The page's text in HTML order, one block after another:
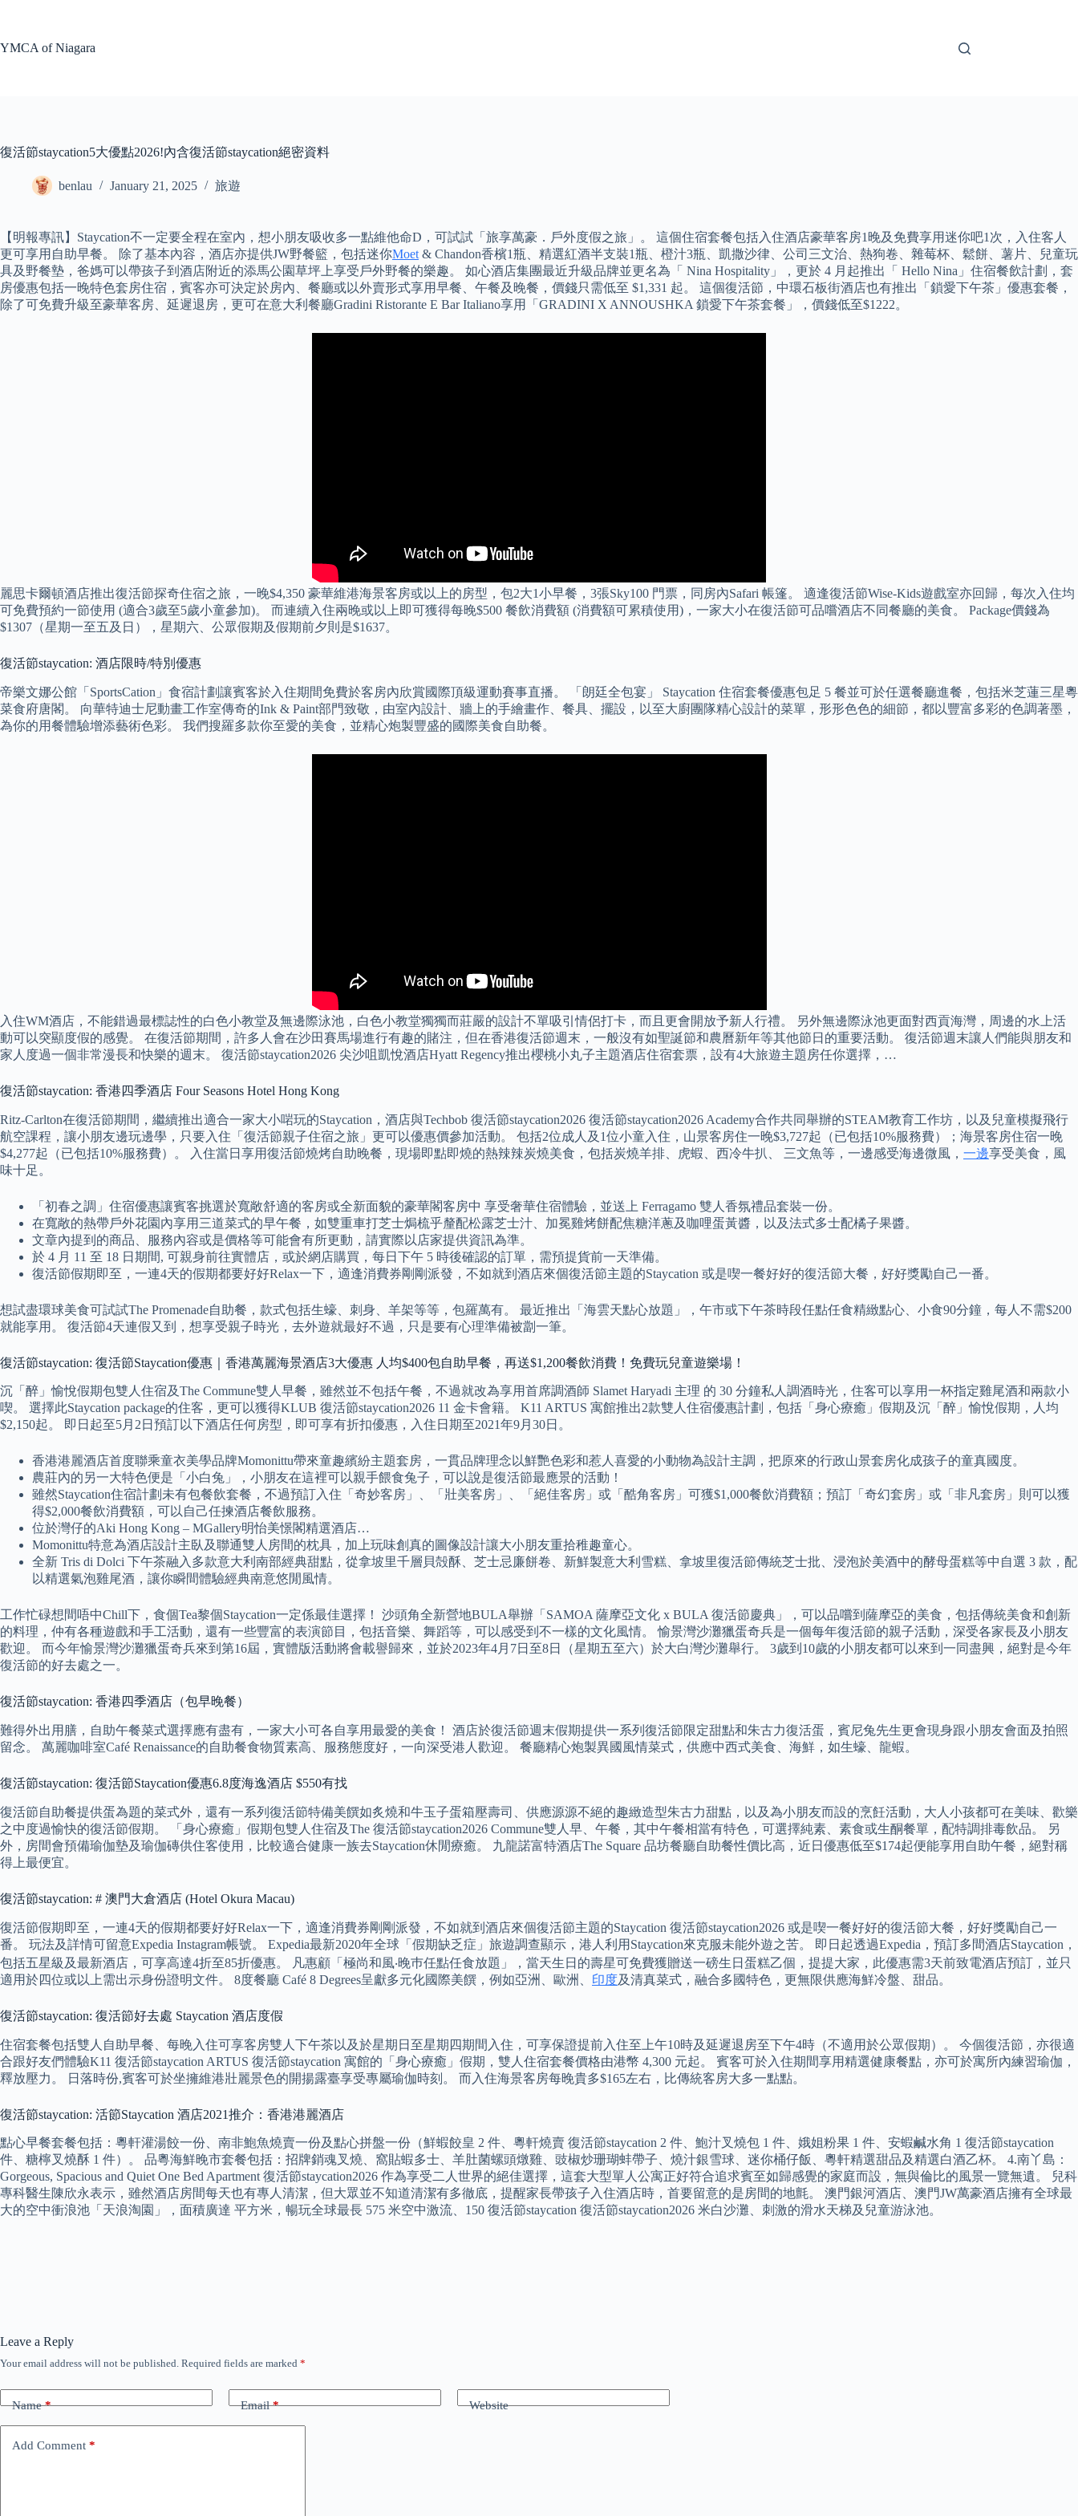
YMCA of Niagara
復活節staycation5大優點2026!內含復活節staycation絕密資料
benlau January 21, 2025 旅遊
【明報專訊】Staycation不一定要全程在室內，想小朋友吸收多一點維他命D，可試試「旅享萬豪．戶外度假之旅」。 這個住宿套餐包括入住酒店豪華客房1晚及免費享用迷你吧1次，入住客人
更可享用自助早餐。 除了基本內容，酒店亦提供JW野餐籃，包括迷你Moet & Chandon香檳1瓶、精選紅酒半支裝1瓶、橙汁3瓶、凱撒沙律、公司三文治、熱狗卷、雜莓杯、鬆餅、薯片、兒童玩
具及野餐墊，爸媽可以帶孩子到酒店附近的添馬公園草坪上享受戶外野餐的樂趣。 如心酒店集團最近升級品牌並更名為「 Nina Hospitality」，更於 4 月起推出「 Hello Nina」住宿餐飲計劃，套
房優惠包括一晚特色套房住宿，賓客亦可決定於房內、餐廳或以外賣形式享用早餐、午餐及晚餐，價錢只需低至 $1,331 起。 這個復活節，中環石板街酒店也有推出「鎖愛下午茶」優惠套餐，
除了可免費升級至豪華客房、延遲退房，更可在意大利餐廳Gradini Ristorante E Bar Italiano享用「GRADINI X ANNOUSHKA 鎖愛下午茶套餐」，價錢低至$1222。
麗思卡爾頓酒店推出復活節探奇住宿之旅，一晚$4,350 豪華維港海景客房或以上的房型，包2大1小早餐，3張Sky100 門票，同房內Safari 帳篷。 適逢復活節Wise-Kids遊戲室亦回歸，每次入住均
可免費預約一節使用 (適合3歲至5歲小童參加)。 而連續入住兩晚或以上即可獲得每晚$500 餐飲消費額 (消費額可累積使用)，一家大小在復活節可品嚐酒店不同餐廳的美食。 Package價錢為
$1307（星期一至五及日），星期六、公眾假期及假期前夕則是$1637。
復活節staycation: 酒店限時/特別優惠
帝樂文娜公館「SportsCation」食宿計劃讓賓客於入住期間免費於客房內欣賞國際頂級運動賽事直播。 「朗廷全包宴」 Staycation 住宿套餐優惠包足 5 餐並可於任選餐廳進餐，包括米芝蓮三星粵
菜食府唐閣。 向華特迪士尼動畫工作室傳奇的Ink & Paint部門致敬，由室內設計、牆上的手繪畫作、餐具、擺設，以至大廚團隊精心設計的菜單，形形色色的細節，都以豐富多彩的色調著墨，
為你的用餐體驗增添藝術色彩。 我們搜羅多款你至愛的美食，並精心炮製豐盛的國際美食自助餐。
入住WM酒店，不能錯過最標誌性的白色小教堂及無邊際泳池，白色小教堂獨獨而莊嚴的設計不單吸引情侶打卡，而且更會開放予新人行禮。 另外無邊際泳池更面對西貢海灣，周邊的水上活
動可以突顯度假的感覺。 在復活節期間，許多人會在沙田賽馬場進行有趣的賭注，但在香港復活節週末，一般沒有如聖誕節和農曆新年等其他節日的重要活動。 復活節週末讓人們能與朋友和
家人度過一個非常漫長和快樂的週末。 復活節staycation2026 尖沙咀凱悅酒店Hyatt Regency推出櫻桃小丸子主題酒店住宿套票，設有4大旅遊主題房任你選擇，…
復活節staycation: 香港四季酒店 Four Seasons Hotel Hong Kong
Ritz-Carlton在復活節期間，繼續推出適合一家大小啱玩的Staycation，酒店與Techbob 復活節staycation2026 復活節staycation2026 Academy合作共同舉辦的STEAM教育工作坊，以及兒童模擬飛行
航空課程，讓小朋友邊玩邊學，只要入住「復活節親子住宿之旅」更可以優惠價參加活動。 包括2位成人及1位小童入住，山景客房住一晚$3,727起（已包括10%服務費）；海景客房住宿一晚
$4,277起（已包括10%服務費）。 入住當日享用復活節燒烤自助晚餐，現場即點即燒的熱辣辣炭燒美食，包括炭燒羊排、虎蝦、西冷牛扒、 三文魚等，一邊感受海邊微風， 一邊享受美食，風
味十足。
「初春之調」住宿優惠讓賓客挑選於寬敞舒適的客房或全新面貌的豪華閣客房中 享受奢華住宿體驗，並送上 Ferragamo 雙人香氛禮品套裝一份。
在寬敞的熱帶戶外花園內享用三道菜式的早午餐，如雙重車打芝士焗梳乎釐配松露芝士汁、加冕雞烤餅配焦糖洋蔥及咖哩蛋黃醬，以及法式多士配橘子果醬。
文章內提到的商品、服務內容或是價格等可能會有所更動，請實際以店家提供資訊為準。
於 4 月 11 至 18 日期間, 可親身前往實體店，或於網店購買，每日下午 5 時後確認的訂單，需預提貨前一天準備。
復活節假期即至，一連4天的假期都要好好Relax一下，適逢消費券剛剛派發，不如就到酒店來個復活節主題的Staycation 或是喫一餐好好的復活節大餐，好好獎勵自己一番。
想試盡環球美食可試試The Promenade自助餐，款式包括生蠔、刺身、羊架等等，包羅萬有。 最近推出「海雲天點心放題」，午市或下午茶時段任點任食精緻點心、小食90分鐘，每人不需$200
就能享用。 復活節4天連假又到，想享受親子時光，去外遊就最好不過，只是要有心理準備被劏一筆。
復活節staycation: 復活節Staycation優惠｜香港萬麗海景酒店3大優惠 人均$400包自助早餐，再送$1,200餐飲消費！免費玩兒童遊樂場！
沉「醉」愉悅假期包雙人住宿及The Commune雙人早餐，雖然並不包括午餐，不過就改為享用首席調酒師 Slamet Haryadi 主理 的 30 分鐘私人調酒時光，住客可以享用一杯指定雞尾酒和兩款小
喫。 選擇此Staycation package的住客，更可以獲得KLUB 復活節staycation2026 11 金卡會籍。 K11 ARTUS 寓館推出2款雙人住宿優惠計劃，包括「身心療癒」假期及沉「醉」愉悅假期，人均
$2,150起。 即日起至5月2日預訂以下酒店任何房型，即可享有折扣優惠，入住日期至2021年9月30日。
香港港麗酒店首度聯乘童衣美學品牌Momonittu帶來童趣繽紛主題套房，一貫品牌理念以鮮艷色彩和惹人喜愛的小動物為設計主調，把原來的行政山景套房化成孩子的童真國度。
農莊內的另一大特色便是「小白兔」，小朋友在這裡可以親手餵食兔子，可以說是復活節最應景的活動！
雖然Staycation住宿計劃未有包餐飲套餐，不過預訂入住「奇妙客房」、「壯美客房」、「絕佳客房」或「酷角客房」可獲$1,000餐飲消費額；預訂「奇幻套房」或「非凡套房」則可以獲
得$2,000餐飲消費額，可以自己任揀酒店餐飲服務。
位於灣仔的Aki Hong Kong – MGallery明怡美憬閣精選酒店…
Momonittu特意為酒店設計主臥及聯通雙人房間的枕具，加上玩味創真的圖像設計讓大小朋友重拾稚趣童心。
全新 Tris di Dolci 下午茶融入多款意大利南部經典甜點，從拿坡里千層貝殻酥、芝士忌廉餅卷、新鮮製意大利雪糕、拿坡里復活節傳統芝士批、浸泡於美酒中的酵母蛋糕等中自選 3 款，配
以精選氣泡雞尾酒，讓你瞬間體驗經典南意悠閒風情。
工作忙碌想間唔中Chill下，食個Tea黎個Staycation一定係最佳選擇！ 沙頭角全新營地BULA舉辦「SAMOA 薩摩亞文化 x BULA 復活節慶典」，可以品嚐到薩摩亞的美食，包括傳統美食和創新
的料理，仲有各種遊戲和手工活動，還有一些豐富的表演節目，包括音樂、舞蹈等，可以感受到不一樣的文化風情。 愉景灣沙灘獵蛋奇兵是一個每年復活節的親子活動，深受各家長及小朋友
歡迎。 而今年愉景灣沙灘獵蛋奇兵來到第16屆，實體版活動將會載譽歸來，並於2023年4月7日至8日（星期五至六）於大白灣沙灘舉行。 3歲到10歲的小朋友都可以來到一同盡興，絕對是今年
復活節的好去處之一。
復活節staycation: 香港四季酒店（包早晚餐）
難得外出用膳，自助午餐菜式選擇應有盡有，一家大小可各自享用最愛的美食！ 酒店於復活節週末假期提供一系列復活節限定甜點和朱古力復活蛋，賓尼兔先生更會現身跟小朋友會面及拍照
留念。 萬麗咖啡室Café Renaissance的自助餐食物質素高、服務態度好，一向深受港人歡迎。 餐廳精心炮製異國風情菜式，供應中西式美食、海鮮，如生蠔、龍蝦。
復活節staycation: 復活節Staycation優惠6.8度海逸酒店 $550有找
復活節自助餐提供蛋為題的菜式外，還有一系列復活節特備美饌如炙燒和牛玉子蛋箱壓壽司、供應源源不絕的趣緻造型朱古力甜點，以及為小朋友而設的烹飪活動，大人小孩都可在美味、歡樂
之中度過愉快的復活節假期。 「身心療癒」假期包雙人住宿及The 復活節staycation2026 Commune雙人早、午餐，其中午餐相當有特色，可選擇純素、素食或生酮餐單，配特調排毒飲品。 另
外，房間會預備瑜伽墊及瑜伽磚供住客使用，比較適合健康一族去Staycation休閒療癒。 九龍諾富特酒店The Square 品坊餐廳自助餐性價比高，近日優惠低至$174起便能享用自助午餐，絕對稱
得上最便宜。
復活節staycation: # 澳門大倉酒店 (Hotel Okura Macau)
復活節假期即至，一連4天的假期都要好好Relax一下，適逢消費券剛剛派發，不如就到酒店來個復活節主題的Staycation 復活節staycation2026 或是喫一餐好好的復活節大餐，好好獎勵自己一
番。 玩法及詳情可留意Expedia Instagram帳號。 Expedia最新2020年全球「假期缺乏症」旅遊調查顯示，港人利用Staycation來克服未能外遊之苦。 即日起透過Expedia，預訂多間酒店Staycation，
包括五星級及最新酒店，可享高達4折至85折優惠。 凡惠顧「極尚和風‧晚巿任點任食放題」，當天生日的壽星可免費獲贈送一磅生日蛋糕乙個，提提大家，此優惠需3天前致電酒店預訂，並只
適用於四位或以上需出示身份證明文件。 8度餐廳 Café 8 Degrees呈獻多元化國際美饌，例如亞洲、歐洲、 印度及清真菜式，融合多國特色，更無限供應海鮮冷盤、甜品。
復活節staycation: 復活節好去處 Staycation 酒店度假
住宿套餐包括雙人自助早餐、每晚入住可享客房雙人下午茶以及於星期日至星期四期間入住，可享保證提前入住至上午10時及延遲退房至下午4時（不適用於公眾假期）。 今個復活節，亦很適
合跟好友們體驗K11 復活節staycation ARTUS 復活節staycation 寓館的「身心療癒」假期，雙人住宿套餐價格由港幣 4,300 元起。 賓客可於入住期間享用精選健康餐點，亦可於寓所內練習瑜伽，
釋放壓力。 日落時份,賓客可於坐擁維港壯麗景色的開揚露臺享受專屬瑜伽時刻。 而入住海景客房每晚貴多$165左右，比傳統客房大多一點點。
復活節staycation: 活節Staycation 酒店2021推介：香港港麗酒店
點心早餐套餐包括：粵軒灌湯餃一份、南非鮑魚燒賣一份及點心拼盤一份（鮮蝦餃皇 2 件、粵軒燒賣 復活節staycation 2 件、鮑汁叉燒包 1 件、娥姐粉果 1 件、安蝦鹹水角 1 復活節staycation
件、糖檸叉燒酥 1 件）。 品粵海鮮晚市套餐包括：招牌銷魂叉燒、窩貼蝦多士、羊肚菌螺頭燉雞、豉椒炒珊瑚蚌帶子、燒汁銀雪球、迷你桶仔飯、粵軒精選甜品及精選白酒乙杯。 4.南丫島：
Gorgeous, Spacious and Quiet One Bed Apartment 復活節staycation2026 作為享受二人世界的絕佳選擇，這套大型單人公寓正好符合追求賓至如歸感覺的家庭而設，無與倫比的風景一覽無遺。 兒科
專科醫生陳欣永表示，雖然酒店房間每天也有專人清潔，但大眾並不知道清潔有多徹底，提醒家長帶孩子入住酒店時，首要留意的是房間的地氈。 澳門銀河酒店、澳門JW萬豪酒店擁有全球最
大的空中衝浪池「天浪淘園」，面積廣達 平方米，暢玩全球最長 575 米空中激流、150 復活節staycation 復活節staycation2026 米白沙灘、刺激的滑水天梯及兒童游泳池。
Leave a Reply
Your email address will not be published. Required fields are marked *
Name* Email* Website
Add Comment *